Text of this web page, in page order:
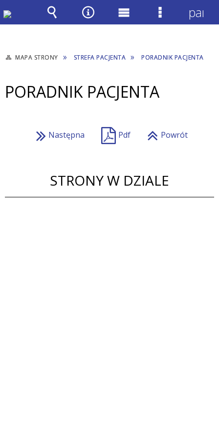
MAPA STRONY STREFA PACJENTA PORADNIK PACJENTA
PORADNIK PACJENTA
Następna Pdf Powrót
STRONY W DZIALE
Wyszukiwarka
Narzędzia
Menu Menu
panel